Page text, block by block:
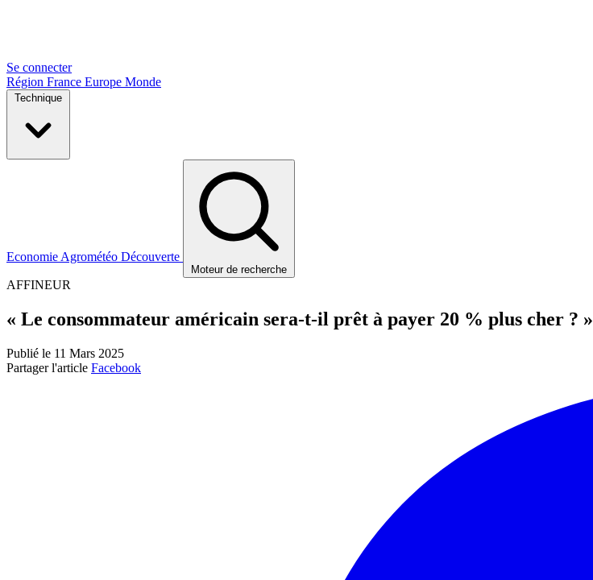
Se connecter
Région France Europe Monde
Technique
Economie Agrométéo Découverte
Moteur de recherche
AFFINEUR
« Le consommateur américain sera-t-il prêt à payer 20 % plus cher ? »
Publié le 11 Mars 2025
Partager l'article Facebook